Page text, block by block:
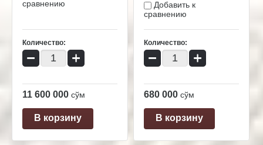
сравнению
Количество:
− +
11 600 000 сўм
В корзину
Добавить к
сравнению
Количество:
− +
680 000 сўм
В корзину